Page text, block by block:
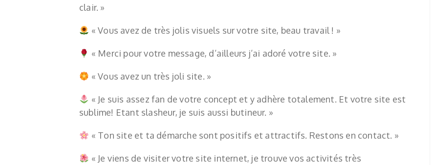
clair. »
«Vous avez de très jolis visuels sur votre site, beau travail ! »
« Merci pour votre message, d’ailleurs j’ai adoré votre site. »
«Vous avez un très joli site. »
« Je suis assez fan de votre concept et y adhère totalement. Et votre site est
sublime! Etant slasheur, je suis aussi butineur. »
« Ton site et ta démarche sont positifs et attractifs. Restons en contact. »
« Je viens de visiter votre site internet, je trouve vos activités très